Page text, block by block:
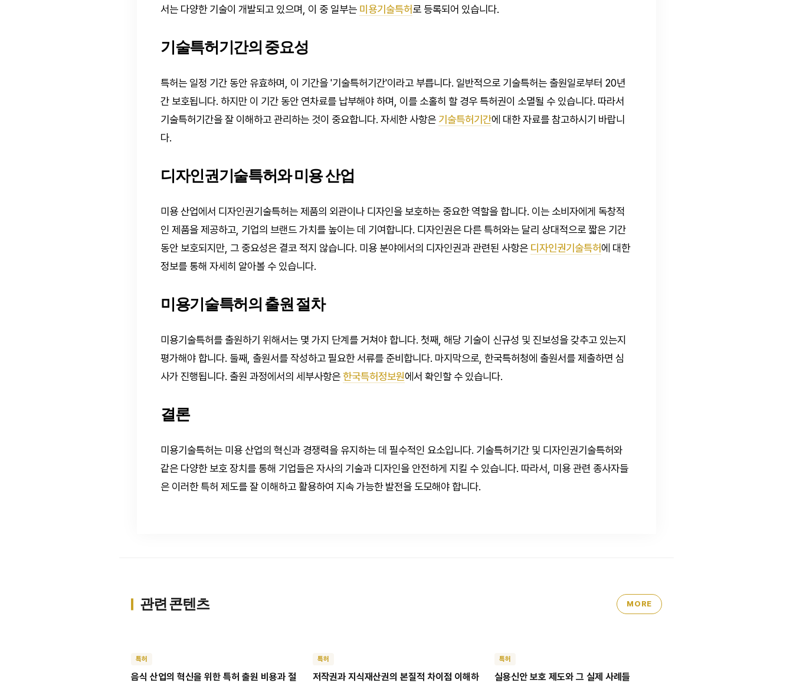
서는 다양한 기술이 개발되고 있으며, 이 중 일부는 미용기술특허로 등록되어 있습니다.
기술특허기간의 중요성
특허는 일정 기간 동안 유효하며, 이 기간을 '기술특허기간'이라고 부릅니다. 일반적으로 기술특허는 출원일로부터 20년
간 보호됩니다. 하지만 이 기간 동안 연차료를 납부해야 하며, 이를 소홀히 할 경우 특허권이 소멸될 수 있습니다. 따라서
기술특허기간을 잘 이해하고 관리하는 것이 중요합니다. 자세한 사항은 기술특허기간에 대한 자료를 참고하시기 바랍니
다.
디자인권기술특허와 미용 산업
미용 산업에서 디자인권기술특허는 제품의 외관이나 디자인을 보호하는 중요한 역할을 합니다. 이는 소비자에게 독창적
인 제품을 제공하고, 기업의 브랜드 가치를 높이는 데 기여합니다. 디자인권은 다른 특허와는 달리 상대적으로 짧은 기간
동안 보호되지만, 그 중요성은 결코 적지 않습니다. 미용 분야에서의 디자인권과 관련된 사항은 디자인권기술특허에 대한
정보를 통해 자세히 알아볼 수 있습니다.
미용기술특허의 출원 절차
미용기술특허를 출원하기 위해서는 몇 가지 단계를 거쳐야 합니다. 첫째, 해당 기술이 신규성 및 진보성을 갖추고 있는지
평가해야 합니다. 둘째, 출원서를 작성하고 필요한 서류를 준비합니다. 마지막으로, 한국특허청에 출원서를 제출하면 심
사가 진행됩니다. 출원 과정에서의 세부사항은한국특허정보원에서 확인할 수 있습니다.
결론
미용기술특허는 미용 산업의 혁신과 경쟁력을 유지하는 데 필수적인 요소입니다. 기술특허기간 및 디자인권기술특허와
같은 다양한 보호 장치를 통해 기업들은 자사의 기술과 디자인을 안전하게 지킬 수 있습니다. 따라서, 미용 관련 종사자들
은 이러한 특허 제도를 잘 이해하고 활용하여 지속 가능한 발전을 도모해야 합니다.
관련 콘텐츠 MORE
특허
음식 산업의 혁신을 위한 특허 출원 비용과 절
특허
저작권과 지식재산권의 본질적 차이점 이해하
특허
실용신안 보호 제도와 그 실제 사례들